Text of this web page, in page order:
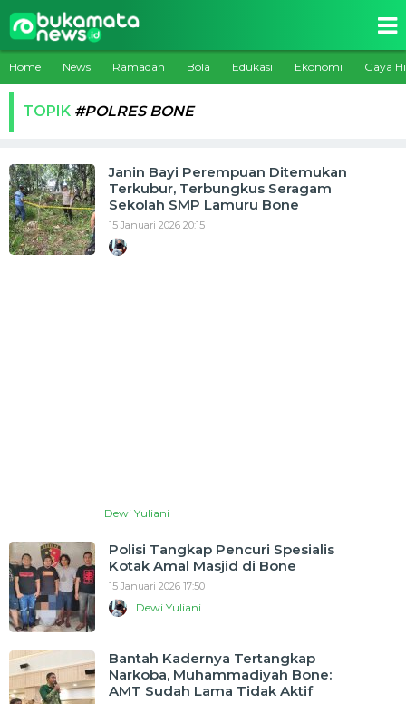
Home News Ramadan Bola Edukasi Ekonomi Gaya
TOPIK #POLRES BONE
Janin Bayi Perempuan Ditemukan
Terkubur, Terbungkus Seragam
Sekolah SMP Lamuru Bone
15 Januari 2026 20:15
Dewi Yuliani
Polisi Tangkap Pencuri Spesialis
Kotak Amal Masjid di Bone
15 Januari 2026 17:50
Dewi Yuliani
Bantah Kadernya Tertangkap
Narkoba, Muhammadiyah Bone:
AMT Sudah Lama Tidak Aktif